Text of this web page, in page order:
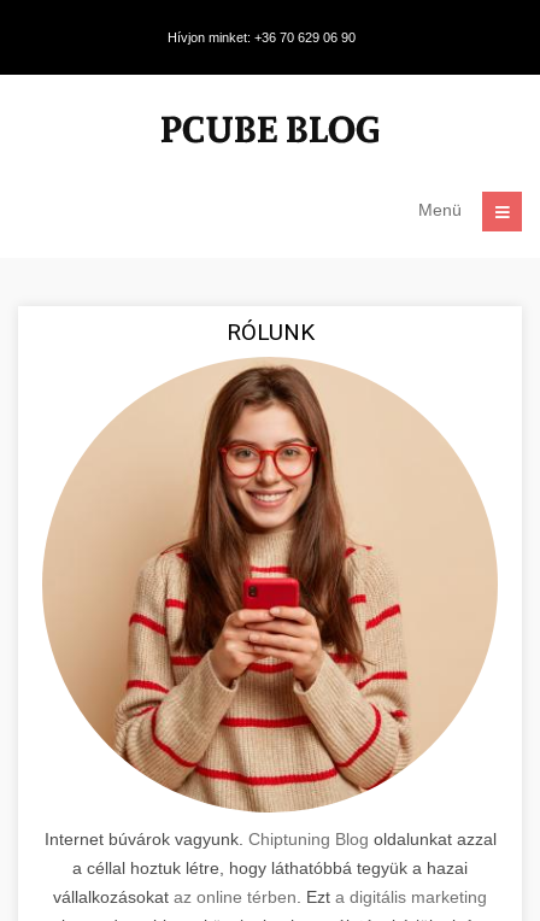
Hívjon minket: +36 70 629 06 90
Menü
RÓLUNK
Internet búvárok vagyunk. Chiptuning Blog oldalunkat azzal
a céllal hoztuk létre, hogy láthatóbbá tegyük a hazai
vállalkozásokat az online térben . Ezt a digitális marketing